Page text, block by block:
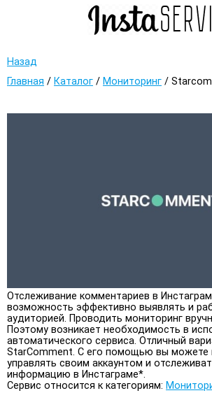
Назад
Главная / Каталог / Мониторинг /
Отслеживание комментариев в
возможность эффективно выявлять и
аудиторией. Проводить мониторинг
Поэтому возникает необходимость в
автоматического сервиса. Отличный
StarComment. С его помощью вы можете
управлять своим аккаунтом и
информацию в Инстаграме*.
Сервис относится к категориям: